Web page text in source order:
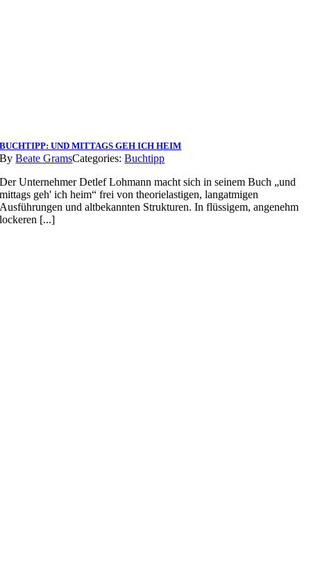
BUCHTIPP: UND MITTAGS GEH ICH HEIM
ByBeate GramsCategories:Buchtipp
Der Unternehmer Detlef Lohmann macht sich in seinem Buch „und
mittags geh' ich heim“ frei von theorielastigen, langatmigen
Ausführungen und altbekannten Strukturen. In flüssigem, angenehm
lockeren [...]